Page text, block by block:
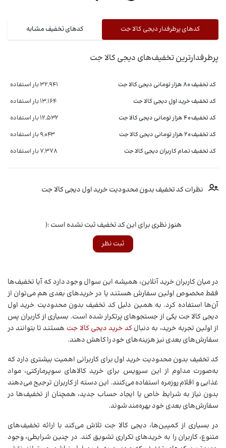
کدهای پرطرفدار دیجی کالا جت کدهای تخفیف مشابه
پرطرفدارترین تخفیف‌های دیجی کالا جت
کد تخفیف 80 هزار تومانی دیجی کالا جت
32,941 بار استفاده
کد تخفیف خرید اول دیجی کالا جت
13,164 بار استفاده
کد تخفیف 40 هزار تومانی دیجی کالا جت
12,532 بار استفاده
کد تخفیف 20 هزار تومانی دیجی کالا جت
9,043 بار استفاده
کد تخفیف تمام کاربران دیجی کالا جت
7,378 بار استفاده
نظرات کد تخفیف بدون محدودیت خرید اول دیجی کالا جت
هنوز نظری برای این کد تخفیف ثبت نشده است :(
ثبت نظر
در میان کاربران خرید آنلاین، همیشه این سوال وجود دارد که آیا تخفیف‌ها
فقط مخصوص اولین سفارش هستند یا در خریدهای بعدی هم می‌توان از
آن‌ها استفاده کرد. به همین دلیل کد تخفیف بدون محدودیت خرید اول
دیجی کالا جت یکی از جستجوهای پرتکرار شده است. بسیاری از کاربران پس
از اولین تجربه خرید، به دنبالکد خرید دیجی کالا جت هستند تا بتوانند در
سفارش‌های بعدی نیز هزینه‌های خود را کاهش دهند.
کد تخفیف بدون محدودیت خرید اول برای کاربرانی اهمیت بیشتری دارد که
به‌صورت مداوم از این سرویس برای خرید کالاهای سوپرمارکتی، مواد
غذایی و اقلام روزمره استفاده می‌کنند. این دسته از کاربران ترجیح می‌دهند
بدون نیاز به شرایط خاص یا ایجاد حساب جدید، همچنان از تخفیف‌ها در
سفارش‌های بعدی خود بهره‌مند شوند.
در بسیاری از کمپین‌ها، دیجی کالا جت تلاش می‌کند با ارائه تخفیف‌های
متنوع، کاربران را به خریدهای تکراری تشویق کند. در چنین شرایطی، وجود